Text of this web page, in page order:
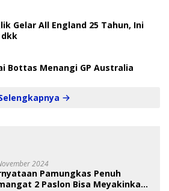
Gelar All England 25 Tahun, Ini
dkk
Bottas Menangi GP Australia
2024
Pamungkas Penuh
2 Paslon Bisa Meyakinkan